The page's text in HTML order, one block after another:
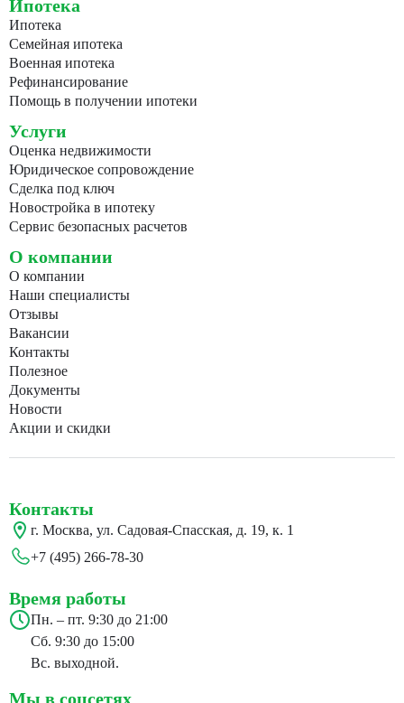
Ипотека
Ипотека
Семейная ипотека
Военная ипотека
Рефинансирование
Помощь в получении ипотеки
Услуги
Оценка недвижимости
Юридическое сопровождение
Сделка под ключ
Новостройка в ипотеку
Сервис безопасных расчетов
О компании
О компании
Наши специалисты
Отзывы
Вакансии
Контакты
Полезное
Документы
Новости
Акции и скидки
Контакты
г. Москва, ул. Садовая-Спасская, д. 19, к. 1
+7 (495) 266-78-30
Время работы
Пн. – пт. 9:30 до 21:00
Сб. 9:30 до 15:00
Вс. выходной.
Мы в соцсетях